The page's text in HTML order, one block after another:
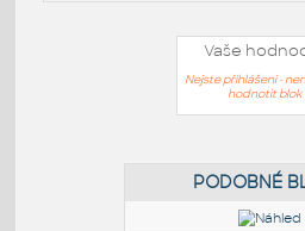
Vaše
Nejste přihlášeni -
hodnotit blok